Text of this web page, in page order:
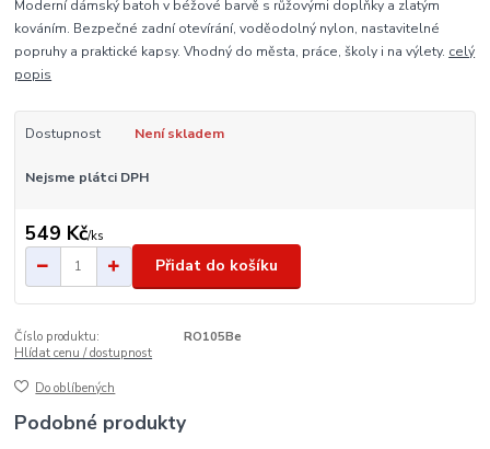
Moderní dámský batoh v béžové barvě s růžovými doplňky a zlatým
kováním. Bezpečné zadní otevírání, voděodolný nylon, nastavitelné
popruhy a praktické kapsy. Vhodný do města, práce, školy i na výlety. celý
popis
Dostupnost Není skladem
Nejsme plátci DPH
549 Kč/ks
Přidat do košíku
Číslo produktu:
RO105Be
Hlídat cenu / dostupnost
Do oblíbených
Podobné produkty